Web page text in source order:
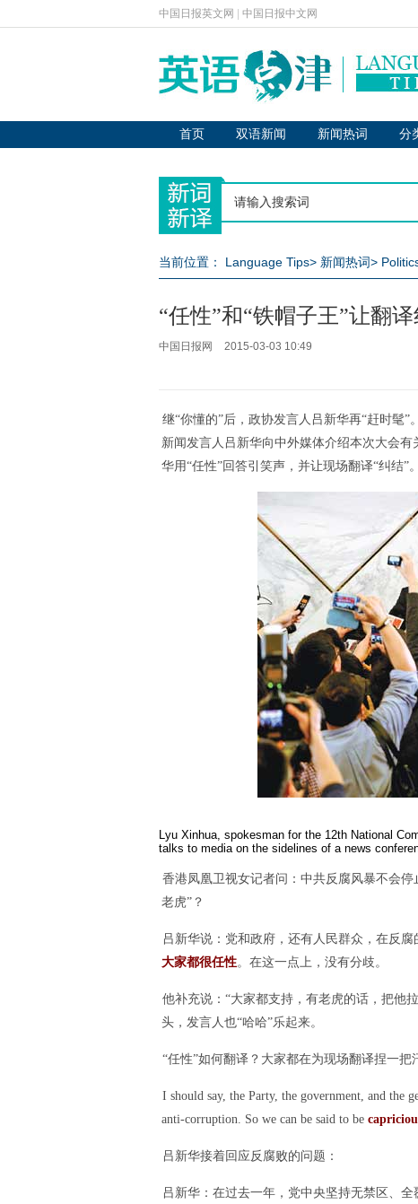
中国日报英文网 中国日报中文网
首页 双语新闻 新闻热词 分
当前位置： Language Tips> 新闻热词>
“任性”和“铁帽子王”让翻
中国日报网 2015-03-03 10:49
继“你懂的”后，政协发言人吕新华再“赶时髦
新闻发言人吕新华向中外媒体介绍本次大会
华用“任性”回答引笑声，并让现场翻译“纠结”。
Lyu Xinhua, spokesman for the 12th National
talks to media on the sidelines of a news
香港凤凰卫视女记者问：中共反腐风暴不会
老虎”？
吕新华说：党和政府，还有人民群众，在反
大家都很任性。在这一点上，没有分歧。
他补充说：“大家都支持，有老虎的话，把他
头，发言人也“哈哈”乐起来。
“任性”如何翻译？大家都在为现场翻译捏一把
I should say, the Party, the government, and the
anti-corruption. So we can be said to be
吕新华接着回应反腐败的问题：
吕新华：在过去一年，党中央坚持无禁区、